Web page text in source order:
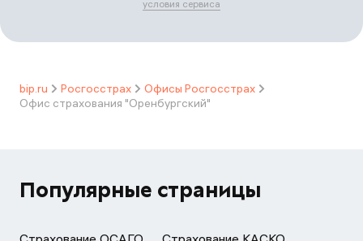
условия сервиса
bip.ru Росгосстрах
Офисы Росгосстрах
Офис страхования "Оренбургский"
Популярные страницы